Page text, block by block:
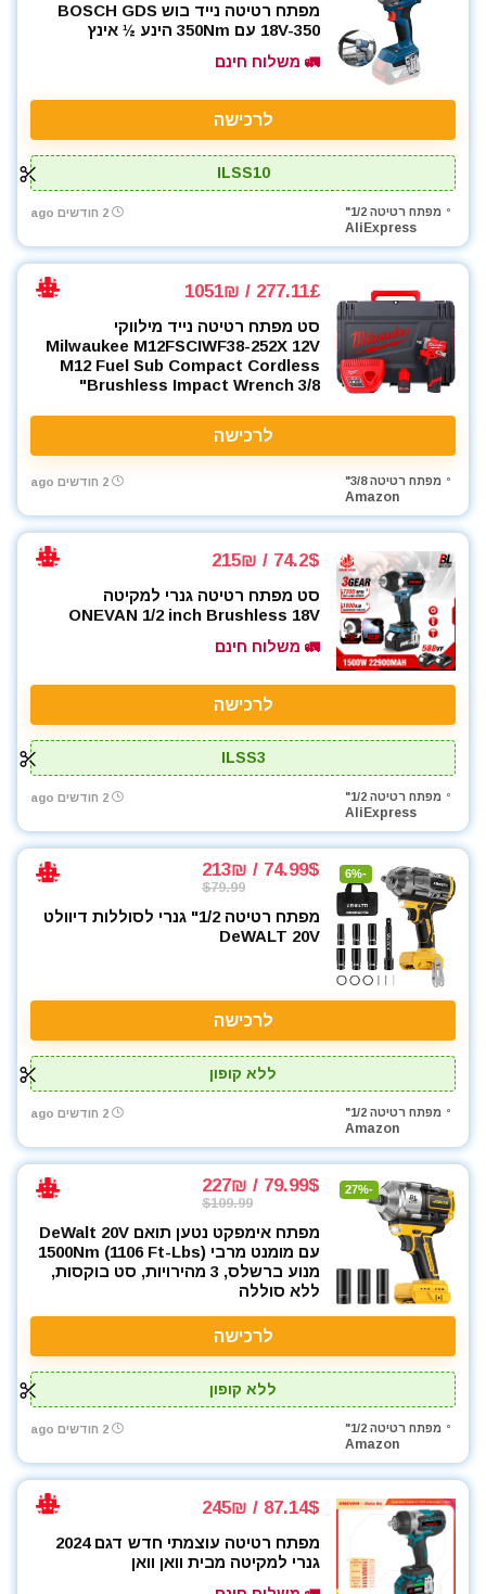
מפתח רטיטה נייד בוש BOSCH GDS
18V-350 עם 350Nm הינע ½ אינץ
🚛 משלוח חינם
לרכישה
ILSS10
מפתח רטיטה 1/2"
AliExpress
2 חודשים ago
277.11£ / 1051₪
סט מפתח רטיטה נייד מילווקי
Milwaukee M12FSCIWF38-252X 12V
M12 Fuel Sub Compact Cordless
Brushless Impact Wrench 3/8"
לרכישה
מפתח רטיטה 3/8"
Amazon
2 חודשים ago
74.2$ / 215₪
סט מפתח רטיטה גנרי למקיטה
ONEVAN 1/2 inch Brushless 18V
🚛 משלוח חינם
לרכישה
ILSS3
מפתח רטיטה 1/2"
AliExpress
2 חודשים ago
-6%
74.99$ / 213₪
$79.99
מפתח רטיטה 1/2" גנרי לסוללות דיוולט
DeWALT 20V
לרכישה
ללא קופון
מפתח רטיטה 1/2"
Amazon
2 חודשים ago
-27%
79.99$ / 227₪
$109.99
מפתח אימפקט נטען תואם DeWalt 20V
עם מומנט מרבי 1500Nm (1106 Ft-Lbs)
מנוע ברשלס, 3 מהירויות, סט בוקסות,
ללא סוללה
לרכישה
ללא קופון
מפתח רטיטה 1/2"
Amazon
2 חודשים ago
87.14$ / 245₪
מפתח רטיטה עוצמתי חדש דגם 2024
גנרי למקיטה מבית וואן וואן